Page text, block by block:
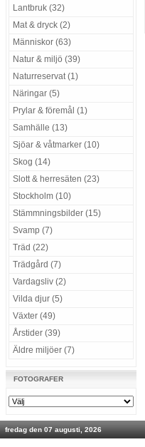
Lantbruk (32)
Mat & dryck (2)
Människor (63)
Natur & miljö (39)
Naturreservat (1)
Näringar (5)
Prylar & föremål (1)
Samhälle (13)
Sjöar & våtmarker (10)
Skog (14)
Slott & herresäten (23)
Stockholm (10)
Stämmningsbilder (15)
Svamp (7)
Träd (22)
Trädgård (7)
Vardagsliv (2)
Vilda djur (5)
Växter (49)
Årstider (39)
Äldre miljöer (7)
FOTOGRAFER
fredag den 07 augusti, 2026